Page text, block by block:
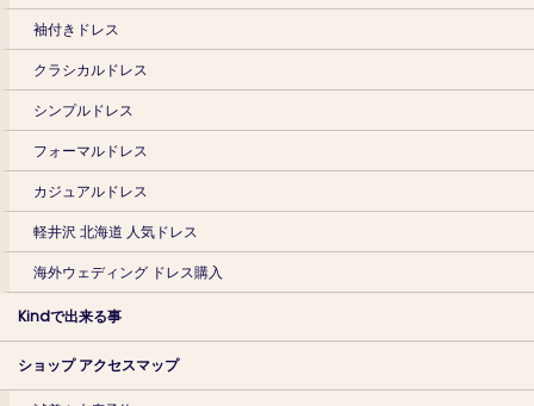
袖付きドレス
クラシカルドレス
シンプルドレス
フォーマルドレス
カジュアルドレス
軽井沢 北海道 人気ドレス
海外ウェディング ドレス購入
Kindで出来る事
ショップ アクセスマップ